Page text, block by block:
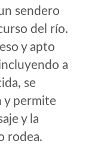
sendero
del río.
y apto
a
se
y permite
y la
rodea.